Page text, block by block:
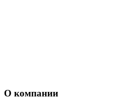
О компании